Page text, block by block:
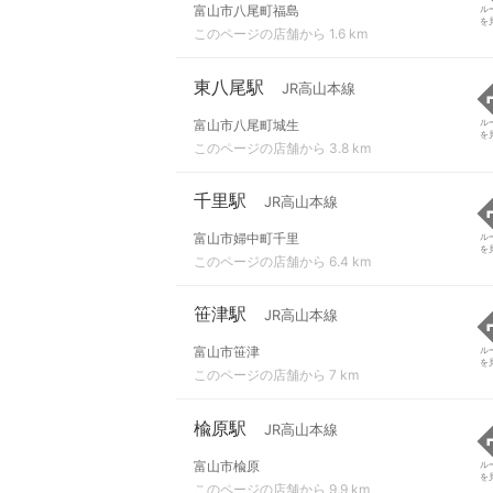
富山市八尾町福島
このページの店舗から 1.6 km
ル
を
東八尾駅 JR高山本線
富山市八尾町城生
このページの店舗から 3.8 km
ル
を
千里駅 JR高山本線
富山市婦中町千里
このページの店舗から 6.4 km
ル
を
笹津駅 JR高山本線
富山市笹津
このページの店舗から 7 km
ル
を
楡原駅 JR高山本線
富山市楡原
このページの店舗から 9.9 km
ル
を